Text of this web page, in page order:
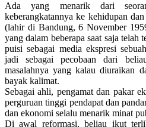
Ada yang menarik dari
keberangkatannya ke kehidupan
(lahir di Bandung, 6 November
yang dalam beberapa saat saja telah
puisi sebagai media ekspresi
jadi sebagai pecobaan dari
masalahnya yang kalau diuraikan
bayak kalimat.
Sebagai ahli, pengamat dan pakar
perguruan tinggi pendapat dan
dan ekonomi selalu menarik minat
Di awal reformasi, beliau ikut